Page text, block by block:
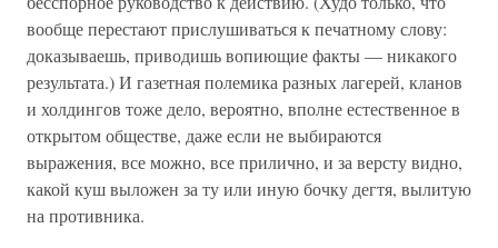
вообще перестают прислушиваться к печатному слову:
доказываешь, приводишь вопиющие факты — никакого
результата.) И газетная полемика разных лагерей, кланов
и холдингов тоже дело, вероятно, вполне естественное в
открытом обществе, даже если не выбираются
выражения, все можно, все прилично, и за версту видно,
какой куш выложен за ту или иную бочку дегтя, вылитую
на противника.